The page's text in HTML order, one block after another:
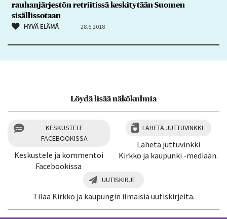
rauhanjärjestön retriitissä keskitytään Suomen
sisällissotaan
HYVÄ ELÄMÄ 28.6.2018
Löydä lisää näkökulmia
KESKUSTELE
FACEBOOKISSA
Keskustele ja kommentoi
Facebookissa
LÄHETÄ JUTTUVINKKI
Lähetä juttuvinkki
Kirkko ja kaupunki -mediaan.
UUTISKIRJE
Tilaa Kirkko ja kaupungin ilmaisia uutiskirjeitä.